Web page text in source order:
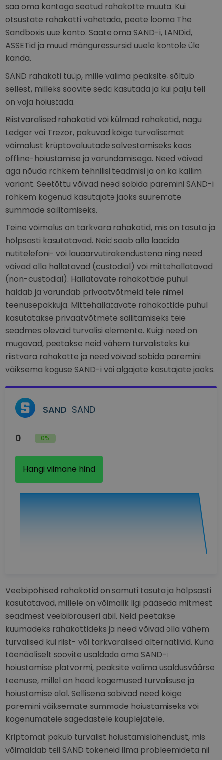
saa oma kontoga seotud rahakotte muuta. Kui
otsustate rahakotti vahetada, peate looma The
Sandboxis uue konto. Saate oma SAND-i, LANDid,
ASSETid ja muud mänguressursid uuele kontole üle
kanda.
SAND rahakoti tüüp, mille valima peaksite, sõltub
sellest, milleks soovite seda kasutada ja kui palju teil
on vaja hoiustada.
Riistvaralised rahakotid või külmad rahakotid, nagu
Ledger või Trezor, pakuvad kõige turvalisemat
võimalust krüptovaluutade salvestamiseks koos
offline-hoiustamise ja varundamisega. Need võivad
aga nõuda rohkem tehnilisi teadmisi ja on ka kallim
variant. Seetõttu võivad need sobida paremini SAND-i
rohkem kogenud kasutajate jaoks suuremate
summade säilitamiseks.
Teine võimalus on tarkvara rahakotid, mis on tasuta ja
hõlpsasti kasutatavad. Neid saab alla laadida
nutitelefoni- või lauaarvutirakendustena ning need
võivad olla hallatavad (custodial) või mittehallatavad
(non-custodial). Hallatavate rahakottide puhul
haldab ja varundab privaatvõtmeid teie nimel
teenusepakkuja. Mittehallatavate rahakottide puhul
kasutatakse privaatvõtmete säilitamiseks teie
seadmes olevaid turvalisi elemente. Kuigi need on
mugavad, peetakse neid vähem turvalisteks kui
riistvara rahakotte ja need võivad sobida paremini
väiksema koguse SAND-i või algajate kasutajate jaoks.
SAND SAND
0 0%
Hangi viimane hind
Veebipõhised rahakotid on samuti tasuta ja hõlpsasti
kasutatavad, millele on võimalik ligi pääseda mitmest
seadmest veebibrauseri abil. Neid peetakse
kuumadeks rahakottideks ja need võivad olla vähem
turvalised kui riist- või tarkvaralised alternatiivid. Kuna
tõenäoliselt soovite usaldada oma SAND-i
hoiustamise platvormi, peaksite valima usaldusväärse
teenuse, millel on head kogemused turvalisuse ja
hoiustamise alal. Sellisena sobivad need kõige
paremini väiksemate summade hoiustamiseks või
kogenumatele sagedastele kauplejatele.
Kriptomat pakub turvalist hoiustamislahendust, mis
võimaldab teil SAND tokeneid ilma probleemideta nii